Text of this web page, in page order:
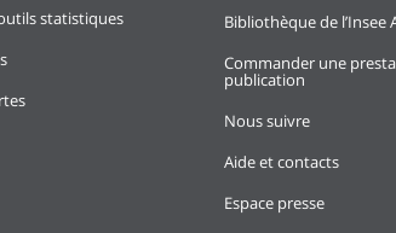
statistiques
Bibliothèque de l’Insee
Commander une
publication
Nous suivre
Aide et contacts
Espace presse